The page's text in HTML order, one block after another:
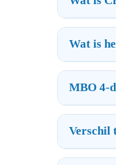
Wat is
MBO 4-
Verschil